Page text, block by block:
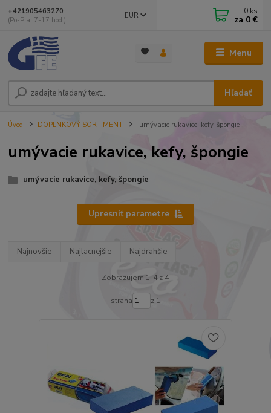
Menu
EUR
Hľadať
+421905463270
(Po-Pia, 7-17 hod.)
0 ks
za 0 €
Úvod DOPLNKOVÝ SORTIMENT umývacie rukavice, kefy, špongie
umývacie rukavice, kefy, špongie
umývacie rukavice, kefy, špongie
Upresniť parametre
Najnovšie Najlacnejšie Najdrahšie
Zobrazujem 1-4 z 4
strana z 1